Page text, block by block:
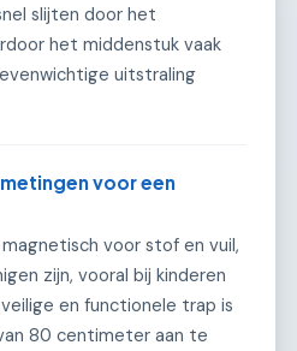
slijten door het
het middenstuk vaak
uitstraling
voor een
voor stof en vuil,
zijn, vooral bij kinderen
en functionele trap is
80 centimeter aan te